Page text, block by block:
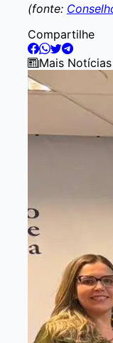
(fonte:
Compartilhe
Mais Notícias